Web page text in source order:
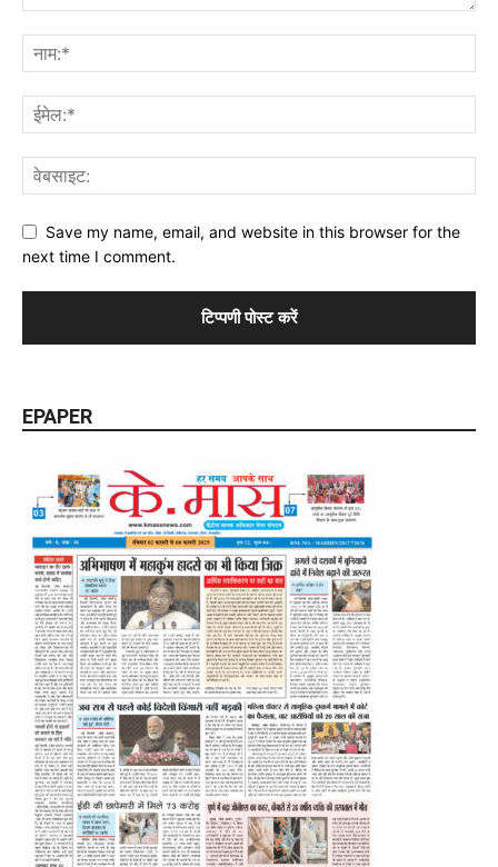
Save my name, email, and website in this browser for the
next time I comment.
EPAPER